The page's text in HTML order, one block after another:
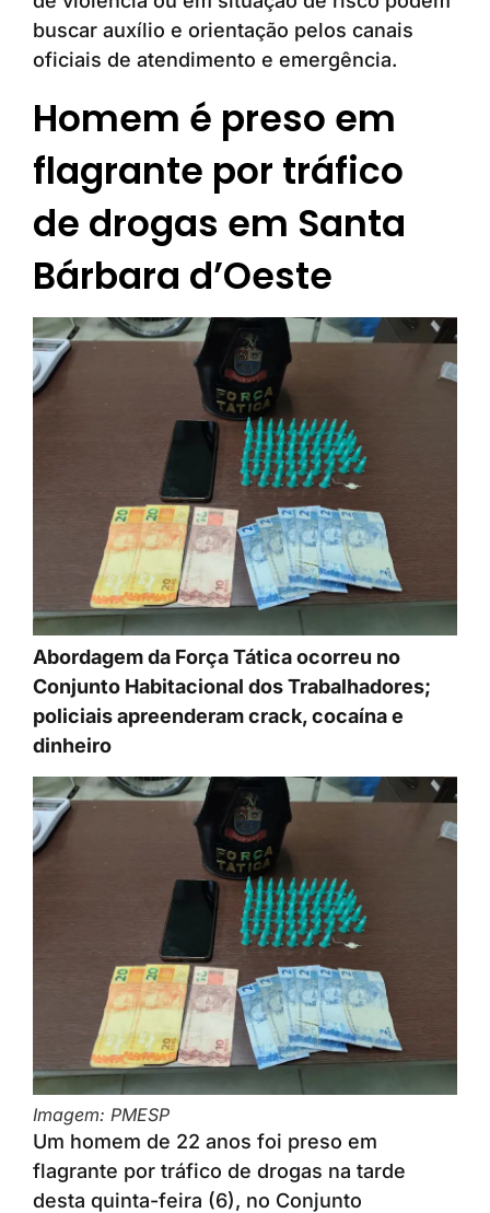
buscar auxílio e orientação pelos canais
oficiais de atendimento e emergência.
Homem é preso em
flagrante por tráfico
de drogas em Santa
Bárbara d’Oeste
Abordagem da Força Tática ocorreu no
Conjunto Habitacional dos Trabalhadores;
policiais apreenderam crack, cocaína e
dinheiro
Imagem: PMESP
Um homem de 22 anos foi preso em
flagrante por tráfico de drogas na tarde
desta quinta-feira (6), no Conjunto